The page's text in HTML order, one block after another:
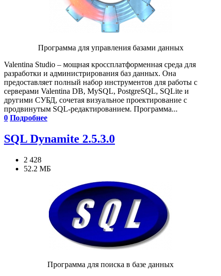
Программа для управления базами данных
Valentina Studio – мощная кроссплатформенная среда для
разработки и администрирования баз данных. Она
предоставляет полный набор инструментов для работы с
серверами Valentina DB, MySQL, PostgreSQL, SQLite и
другими СУБД, сочетая визуальное проектирование с
продвинутым SQL-редактированием. Программа...
0 Подробнее
SQL Dynamite 2.5.3.0
2 428
52.2 МБ
Программа для поиска в базе данных